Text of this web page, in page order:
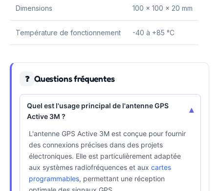
Dimensions 100 x 100 x 20 mm
Température de fonctionnement -40 à +85 °C
❓ Questions fréquentes
Quel est l'usage principal de l'antenne GPS
Active 3M ?
▾
L'antenne GPS Active 3M est conçue pour fournir
des connexions précises dans des projets
électroniques. Elle est particulièrement adaptée
aux systèmes radiofréquences et aux cartes
programmables, permettant une réception